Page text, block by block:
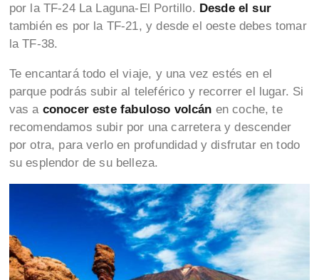
por la TF-24 La Laguna-El Portillo. Desde el sur
también es por la TF-21, y desde el oeste debes tomar
la TF-38.
Te encantará todo el viaje, y una vez estés en el
parque podrás subir al teleférico y recorrer el lugar. Si
vas a conocer este fabuloso volcán en coche, te
recomendamos subir por una carretera y descender
por otra, para verlo en profundidad y disfrutar en todo
su esplendor de su belleza.